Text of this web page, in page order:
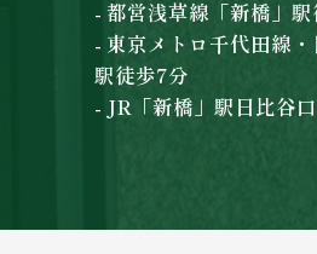
- 都営浅草線「新橋」
- 東京メトロ千代田線・
駅徒歩7分
- JR「新橋」駅日比谷